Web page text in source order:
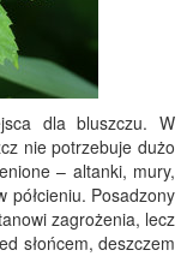
dla bluszczu. W
nie potrzebuje dużo
– altanki, mury,
półcieniu. Posadzony
zagrożenia, lecz
słońcem, deszczem